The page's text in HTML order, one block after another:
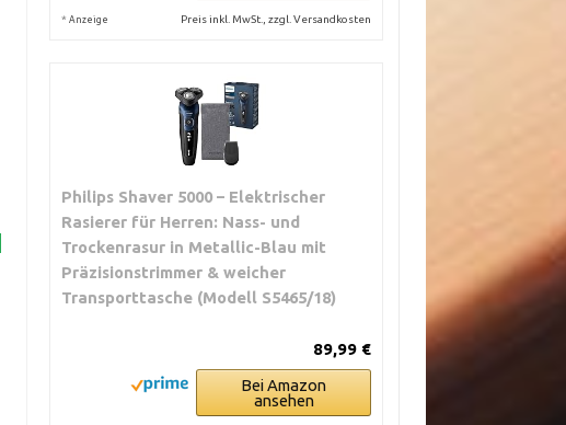
* Anzeige Preis inkl. MwSt., zzgl. Versandkosten
Philips Shaver 5000 – Elektrischer
Rasierer für Herren: Nass- und
Trockenrasur in Metallic-Blau mit
Präzisionstrimmer & weicher
Transporttasche (Modell S5465/18)
89,99 €
Bei Amazon
ansehen